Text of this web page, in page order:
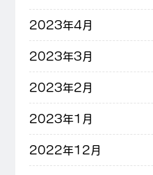
2023年4月
2023年3月
2023年2月
2023年1月
2022年12月